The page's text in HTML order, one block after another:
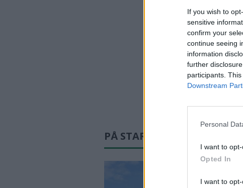
If you wish to
sensitive
confirm your
continue seeing
information
further
participants.
Downstream
Personal
I want to
Opted In
I want to
PÅ STARTSIDAN JUST NU